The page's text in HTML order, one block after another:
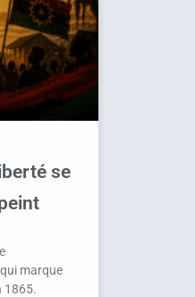
se
marque
1865.